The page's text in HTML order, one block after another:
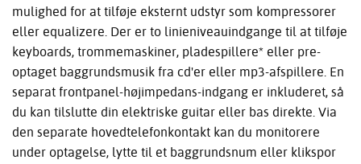
mulighed for at tilføje eksternt udstyr som kompressorer
eller equalizere. Der er to linieniveauindgange til at tilføje
keyboards, trommemaskiner, pladespillere* eller pre-
optaget baggrundsmusik fra cd'er eller mp3-afspillere. En
separat frontpanel-højimpedans-indgang er inkluderet, så
du kan tilslutte din elektriske guitar eller bas direkte. Via
den separate hovedtelefonkontakt kan du monitorere
under optagelse, lytte til et baggrundsnum eller klikspor